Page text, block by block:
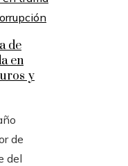
de
en
y
de
del